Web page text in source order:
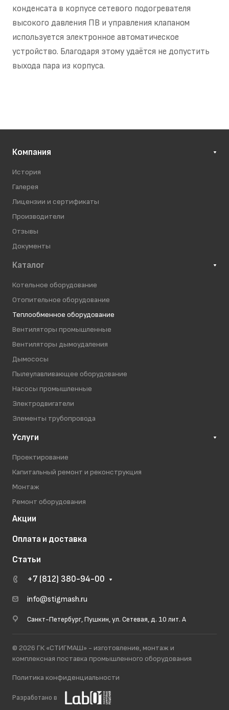
конденсата в корпусе сетевого подогревателя
высокого давления ПВ и управления клапаном
используется электронное автоматическое
устройство. Благодаря этому удаётся не допустить
выхода пара из корпуса.
Компания
История
Галерея
Лицензии и сертификаты
Производители
Отзывы
Документы
Каталог
Котельное оборудование
Отопительное оборудование
Теплообменное оборудование
Вентиляторы промышленные
Вентиляторы дымоудаления
Дымососы
Пылеулавливающее оборудование
Насосы промышленные
Электродвигатели
Элементы трубопровода
Услуги
Проектирование
Капитальный ремонт и реконструкция
Монтаж
Ремонт оборудования
Акции
Оплата и доставка
Статьи
+7 (812) 380-94-00
info@stigmash.ru
Санкт-Петербург, Пушкин, ул. Сетевая, д. 10 лит. А
© 2026 ГК «СТИГМАШ» - изготовление, монтаж и
комплексная поставка промышленного оборудования
Политика конфиденциальности
Разработано в